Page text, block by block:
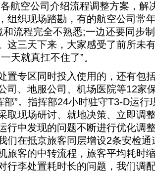
航空公司介绍流程调整方案，解
组织现场踏勘，有的航空公司常
和流程完全不熟悉;一边还要同步
这三天下来，大家感受了前所未
天就真扛不住了”。
专区同时投入使用的，还有包
司、地服公司、机场医院等12家
部”。指挥部24小时驻守T3-D运行
取现场研讨、就地决策、立即调
行中发现的问题不断进行优化调
们在抵京旅客同层增设2条安检
旅客的中转流程，旅客平均耗时
行李处置耗时长的问题，我们调